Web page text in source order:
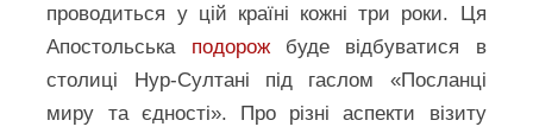
проводиться у цій країні кожні три роки. Ця
Апостольська подорожбуде відбуватися в
столиці Нур-Султані під гаслом «Посланці
миру та єдності». Про різні аспекти візиту